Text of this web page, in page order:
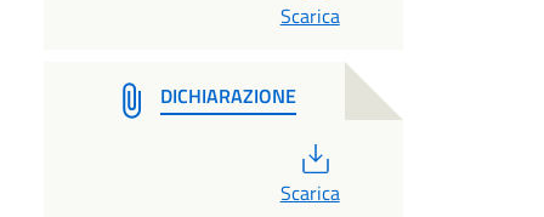
Scarica
DICHIARAZIONE
Scarica